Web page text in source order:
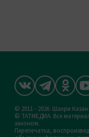
© 2011 - 2026. Шахри
© ТАТМЕДИА. Все
законом.
Перепечатка,